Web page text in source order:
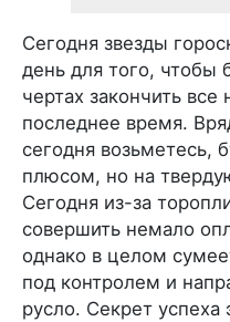
Сегодня звезды
день для того, чтобы
чертах закончить
последнее время.
сегодня возьметесь,
плюсом, но на
Сегодня из-за
совершить немало
однако в целом
под контролем и
русло. Секрет успеха